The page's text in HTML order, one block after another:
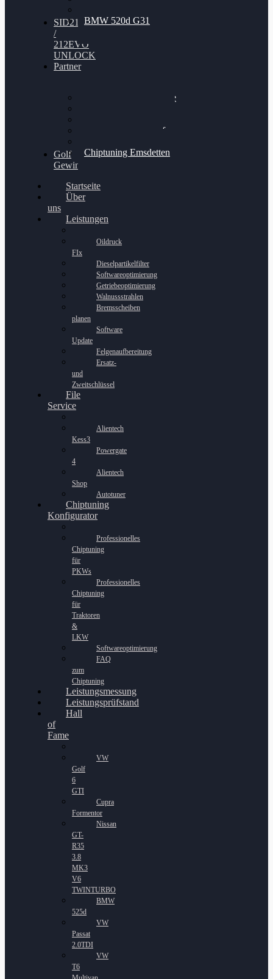
BMW 520d G31
SID212
/
212EVO
UNLOCK
Partner
Bilgenroth Performance
Chiptuning Schüttorf
Chiptuning Emsdetten
Golf
Gewinnspiel
Startseite
Über
uns
Leistungen
Oildruck
FIx
Dieselpartikelfilter
Softwareoptimierung
Getriebeoptimierung
Walnussstrahlen
Bremsscheiben
planen
Software
Update
Felgenaufbereitung
Ersatz-
und
Zweitschlüssel
File
Service
Alientech
Kess3
Powergate
4
Alientech
Shop
Autotuner
Chiptuning
Konfigurator
Professionelles
Chiptuning
für
PKWs
Professionelles
Chiptuning
für
Traktoren
&
LKW
Softwareoptimierung
FAQ
zum
Chiptuning
Leistungsmessung
Leistungsprüfstand
Hall
of
Fame
VW
Golf
6
GTI
Cupra
Formentor
Nissan
GT-
R35
3.8
MK3
V6
TWINTURBO
BMW
525d
VW
Passat
2.0TDI
VW
T6